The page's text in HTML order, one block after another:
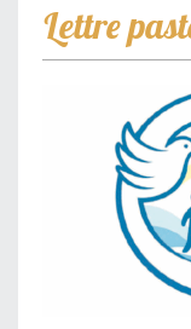
Lettre